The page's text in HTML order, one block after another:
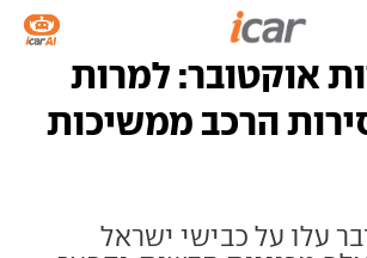
אוקטובר: למרות
הרכב ממשיכות
עלו על כבישי ישראל